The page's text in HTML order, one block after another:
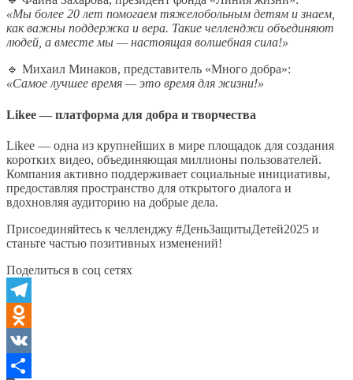
«Мы более 20 лет помогаем тяжелобольным детям и знаем,
как важны поддержка и вера. Такие челленджи объединяют
людей, а вместе мы — настоящая волшебная сила!»
🔹 Михаил Минаков, представитель «Много добра»:
«Самое лучшее время — это время для жизни!»
Likee — платформа для добра и творчества
Likee — одна из крупнейших в мире площадок для создания
коротких видео, объединяющая миллионы пользователей.
Компания активно поддерживает социальные инициативы,
предоставляя пространство для открытого диалога и
вдохновляя аудиторию на добрые дела.
Присоединяйтесь к челленджу #ДеньЗащитыДетей2025 и
станьте частью позитивных изменений!
Поделиться в соц сетях
Telegram
Odnoklassniki
VK